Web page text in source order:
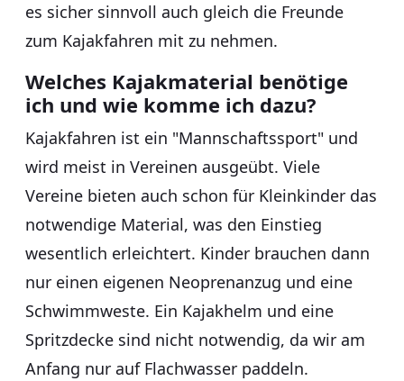
es sicher sinnvoll auch gleich die Freunde
zum Kajakfahren mit zu nehmen.
Welches Kajakmaterial benötige
ich und wie komme ich dazu?
Kajakfahren ist ein "Mannschaftssport" und
wird meist in Vereinen ausgeübt. Viele
Vereine bieten auch schon für Kleinkinder das
notwendige Material, was den Einstieg
wesentlich erleichtert. Kinder brauchen dann
nur einen eigenen Neoprenanzug und eine
Schwimmweste. Ein Kajakhelm und eine
Spritzdecke sind nicht notwendig, da wir am
Anfang nur auf Flachwasser paddeln.